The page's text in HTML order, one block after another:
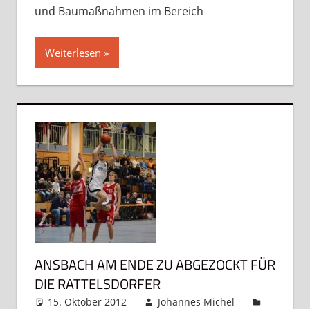
und Baumaßnahmen im Bereich
Weiterlesen
ANSBACH AM ENDE ZU ABGEZOCKT FÜR
DIE RATTELSDORFER
15. Oktober 2012
Johannes Michel